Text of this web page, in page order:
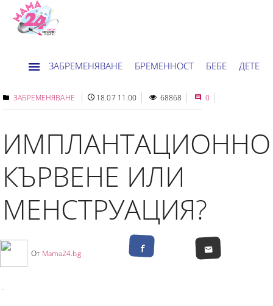
ЗАБРЕМЕНЯВАНЕ БРЕМЕННОСТ БЕБЕ ДЕТЕ
ДОМ НОВИНИ ХОРОСКОП
ЗАБРЕМЕНЯВАНЕ 18.07 11:00 68868 0
ИМПЛАНТАЦИОННО
КЪРВЕНЕ ИЛИ
МЕНСТРУАЦИЯ?
От Mama24.bg